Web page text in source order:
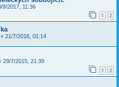
9/2017, 11:36
1 2
« 21/7/2016, 01:14
29/7/2015, 21:39
1 2